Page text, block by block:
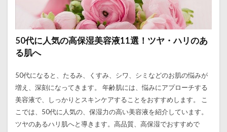
50代に人気の高保湿美容液11選！ツヤ・ハリのあ
る肌へ
50代になると、たるみ、くすみ、シワ、シミなどのお肌の悩みが
増え、深刻になってきます。 年齢肌には、悩みにアプローチする
美容液で、しっかりとスキンケアすることをおすすめします。 こ
こでは、50代に人気の、保湿力の高い美容液を紹介しています。
ツヤのあるハリ肌へと導きます。高品質、高保湿でおすすめで